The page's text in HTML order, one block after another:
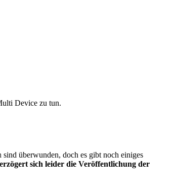
Device zu tun.
überwunden, doch es gibt noch einiges
sich leider die Veröffentlichung der